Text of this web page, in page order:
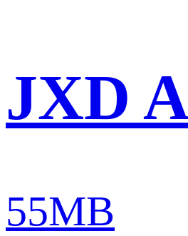
JXD
55MB